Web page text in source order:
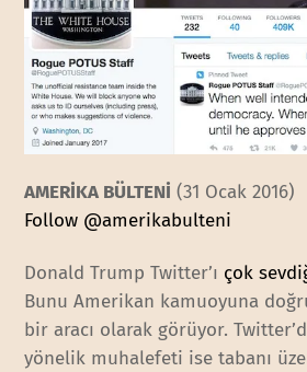
AMERİKA BÜLTENİ (31 Ocak 2016)
Follow @amerikabulteni
Donald Trump Twitter’ı çok
Bunu Amerikan kamuoyuna
bir aracı olarak görüyor.
yönelik muhalefeti ise tabanı